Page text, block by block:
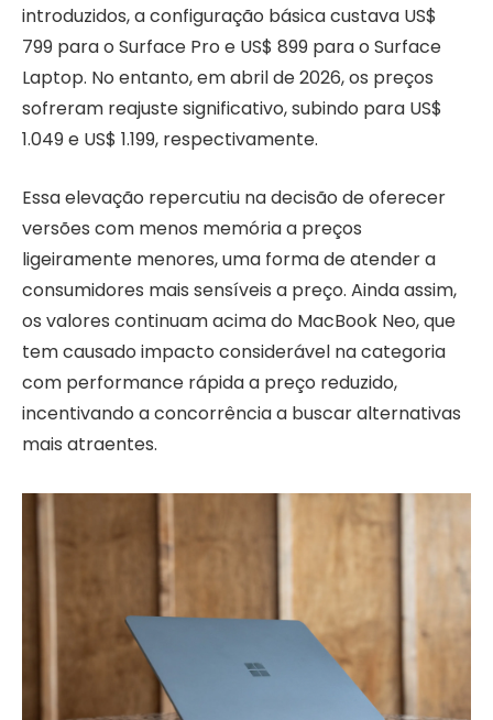
introduzidos, a configuração básica custava US$
799 para o Surface Pro e US$ 899 para o Surface
Laptop. No entanto, em abril de 2026, os preços
sofreram reajuste significativo, subindo para US$
1.049 e US$ 1.199, respectivamente.
Essa elevação repercutiu na decisão de oferecer
versões com menos memória a preços
ligeiramente menores, uma forma de atender a
consumidores mais sensíveis a preço. Ainda assim,
os valores continuam acima do MacBook Neo, que
tem causado impacto considerável na categoria
com performance rápida a preço reduzido,
incentivando a concorrência a buscar alternativas
mais atraentes.